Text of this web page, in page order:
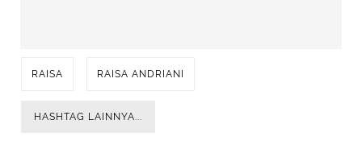
RAISA RAISA ANDRIANI
HASHTAG LAINNYA...